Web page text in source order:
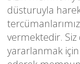
düsturuyla
vermektedir. Siz
yararlanmak için